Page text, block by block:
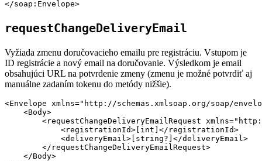
requestChangeDeliveryEmail
Vyžiada zmenu doručovacieho emailu pre registráciu. Vstupom je
ID registrácie a nový email na doručovanie. Výsledkom je email
obsahujúci URL na potvrdenie zmeny (zmenu je možné potvrdiť aj
manuálne zadaním tokenu do metódy nižšie).
<Envelope xmlns="http://schemas.xmlsoap.org/soap/
    <Body>
<requestChangeDeliveryEmailRequest
            <registrationId>[int]</registrationId>
            <deliveryEmail>[string?]</deliveryEmail>
        </requestChangeDeliveryEmailRequest>
    </Body>